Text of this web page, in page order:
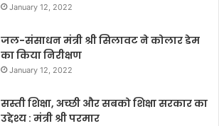
January 12, 2022
जल-संसाधन मंत्री श्री सिलावट ने कोलार डेम
का किया निरीक्षण
January 12, 2022
सस्ती शिक्षा, अच्छी और सबको शिक्षा सरकार का
उद्देश्य : मंत्री श्री परमार